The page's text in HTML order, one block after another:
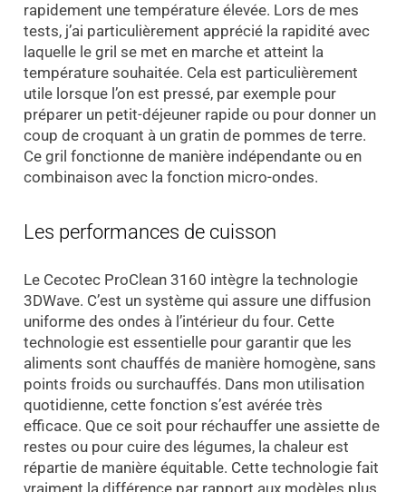
rapidement une température élevée. Lors de mes
tests, j’ai particulièrement apprécié la rapidité avec
laquelle le gril se met en marche et atteint la
température souhaitée. Cela est particulièrement
utile lorsque l’on est pressé, par exemple pour
préparer un petit-déjeuner rapide ou pour donner un
coup de croquant à un gratin de pommes de terre.
Ce gril fonctionne de manière indépendante ou en
combinaison avec la fonction micro-ondes.
Les performances de cuisson
Le Cecotec ProClean 3160 intègre la technologie
3DWave. C’est un système qui assure une diffusion
uniforme des ondes à l’intérieur du four. Cette
technologie est essentielle pour garantir que les
aliments sont chauffés de manière homogène, sans
points froids ou surchauffés. Dans mon utilisation
quotidienne, cette fonction s’est avérée très
efficace. Que ce soit pour réchauffer une assiette de
restes ou pour cuire des légumes, la chaleur est
répartie de manière équitable. Cette technologie fait
vraiment la différence par rapport aux modèles plus